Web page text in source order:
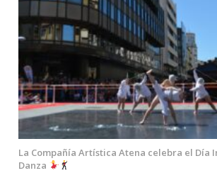
La Compañía Artística Atena celebra el Día
Danza